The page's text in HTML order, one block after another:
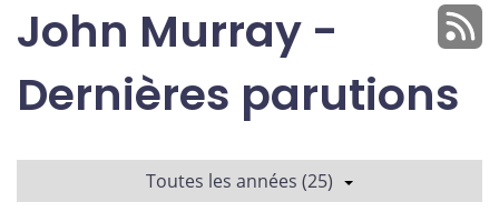
John Murray -
Dernières parutions
Toutes les années (25)